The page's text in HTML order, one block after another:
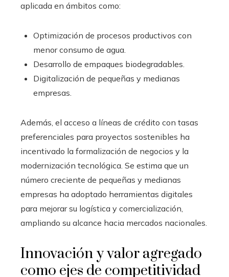
aplicada en ámbitos como:
Optimización de procesos productivos con
menor consumo de agua.
Desarrollo de empaques biodegradables.
Digitalización de pequeñas y medianas
empresas.
Además, el acceso a líneas de crédito con tasas
preferenciales para proyectos sostenibles ha
incentivado la formalización de negocios y la
modernización tecnológica. Se estima que un
número creciente de pequeñas y medianas
empresas ha adoptado herramientas digitales
para mejorar su logística y comercialización,
ampliando su alcance hacia mercados nacionales.
Innovación y valor agregado
como ejes de competitividad